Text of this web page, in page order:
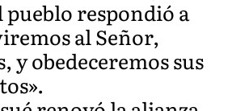
pueblo respondió a
al Señor,
y obedeceremos sus